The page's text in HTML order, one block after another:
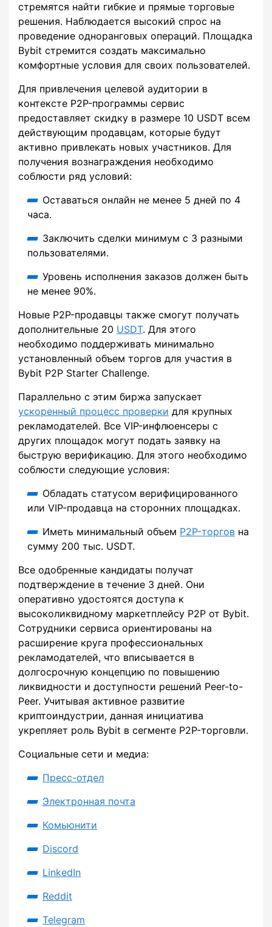
стремятся найти гибкие и прямые торговые
решения. Наблюдается высокий спрос на
проведение одноранговых операций. Площадка
Bybit стремится создать максимально
комфортные условия для своих пользователей.
Для привлечения целевой аудитории в
контексте P2P-программы сервис
предоставляет скидку в размере 10 USDT всем
действующим продавцам, которые будут
активно привлекать новых участников. Для
получения вознаграждения необходимо
соблюсти ряд условий:
Оставаться онлайн не менее 5 дней по 4
часа.
Заключить сделки минимум с 3 разными
пользователями.
Уровень исполнения заказов должен быть
не менее 90%.
Новые P2P-продавцы также смогут получать
дополнительные 20 USDT. Для этого
необходимо поддерживать минимально
установленный объем торгов для участия в
Bybit P2P Starter Challenge.
Параллельно с этим биржа запускает
ускоренный процесс проверки для крупных
рекламодателей. Все VIP-инфлюенсеры с
других площадок могут подать заявку на
быструю верификацию. Для этого необходимо
соблюсти следующие условия:
Обладать статусом верифицированного
или VIP-продавца на сторонних площадках.
Иметь минимальный объем P2P-торгов на
сумму 200 тыс. USDT.
Все одобренные кандидаты получат
подтверждение в течение 3 дней. Они
оперативно удостоятся доступа к
высоколиквидному маркетплейсу P2P от Bybit.
Сотрудники сервиса ориентированы на
расширение круга профессиональных
рекламодателей, что вписывается в
долгосрочную концепцию по повышению
ликвидности и доступности решений Peer-to-
Peer. Учитывая активное развитие
криптоиндустрии, данная инициатива
укрепляет роль Bybit в сегменте P2P-торговли.
Социальные сети и медиа:
Пресс-отдел
Электронная почта
Комьюнити
Discord
LinkedIn
Reddit
Telegram